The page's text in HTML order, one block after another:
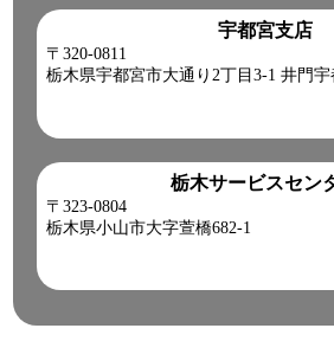
H30 デュトロ クレーン付ハイジャッキ
0120-98-1457 営業担当:阿部
湿った空気の影響を受けて蒸し暑いで
●本日ご紹介車両●
【商品番号:14488】クレーン付 平ボデ
ーム ラジコン(無線) フックイン 差し違
☎0120-93-8833 営業担当:鎌田
宇都宮支店
〒320-0811
栃木県宇都宮市大通り2丁目3-1 井門
栃木サービスセン
〒323-0804
栃木県小山市大字萱橋682-1